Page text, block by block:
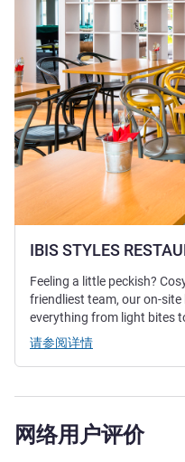
IBIS STYLES
Feeling a little peckish?
friendliest team, our on-
everything from light bites
请参阅详情
网络用户评价